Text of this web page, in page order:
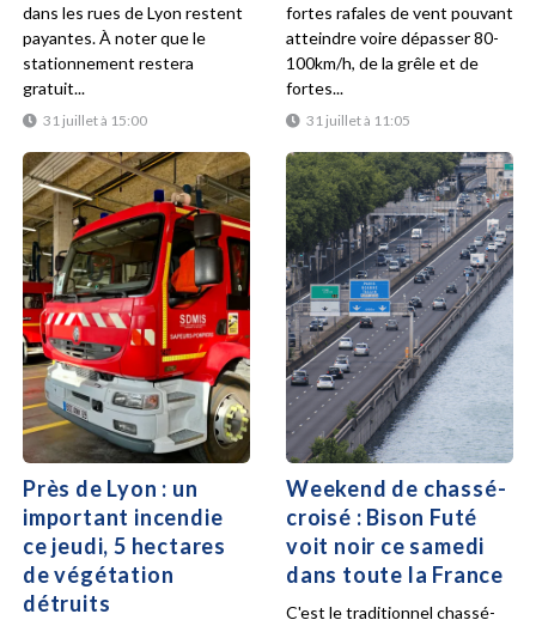
31 juillet à 15:00
dans les rues de Lyon restent
payantes. À noter que le
stationnement restera
gratuit...
31 juillet à 11:05
fortes rafales de vent pouvant
atteindre voire dépasser 80-
100km/h, de la grêle et de
fortes...
Près de Lyon : un
important incendie
ce jeudi, 5 hectares
de végétation
détruits
Weekend de chassé-
croisé : Bison Futé
voit noir ce samedi
dans toute la France
C'est le traditionnel chassé-